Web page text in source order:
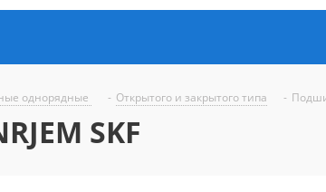
однорядные - Открытого и закрытого типа -
SKF